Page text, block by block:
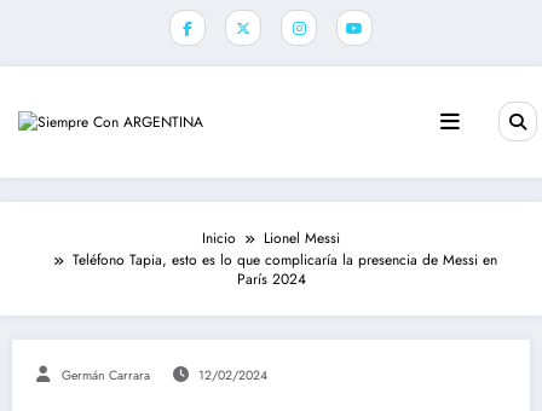
Inicio
Lionel Messi
Teléfono Tapia, esto es lo que complicaría la presencia de Messi en
París 2024
Germán Carrara 12/02/2024